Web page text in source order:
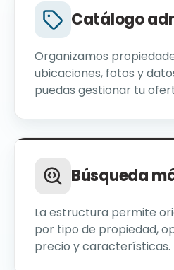
Catálogo
Organizamos
ubicaciones, fotos y
puedas gestionar tu
Búsqueda
La estructura permite
por tipo de propiedad,
precio y características.